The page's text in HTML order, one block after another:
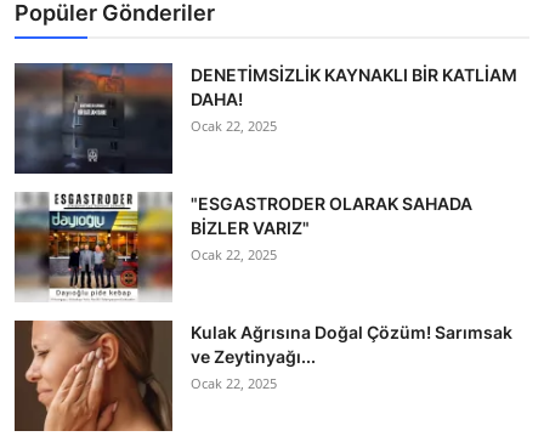
Popüler Gönderiler
DENETİMSİZLİK KAYNAKLI BİR KATLİAM
DAHA!
Ocak 22, 2025
"ESGASTRODER OLARAK SAHADA
BİZLER VARIZ"
Ocak 22, 2025
Kulak Ağrısına Doğal Çözüm! Sarımsak
ve Zeytinyağı...
Ocak 22, 2025